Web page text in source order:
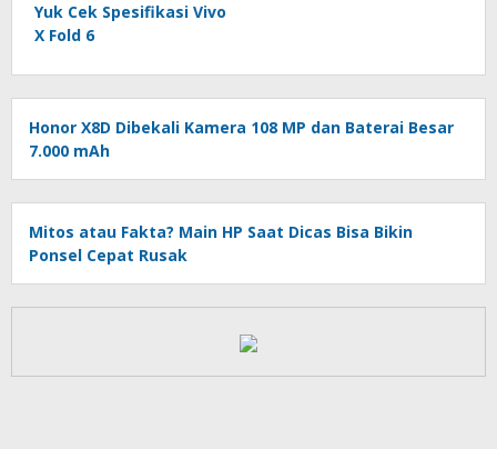
Yuk Cek Spesifikasi Vivo
X Fold 6
Honor X8D Dibekali Kamera 108 MP dan Baterai Besar
7.000 mAh
Mitos atau Fakta? Main HP Saat Dicas Bisa Bikin
Ponsel Cepat Rusak